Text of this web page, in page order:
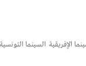
الإفريقية السينما التونسية